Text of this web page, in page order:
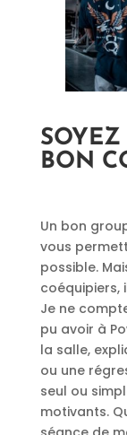
BON
Un bon
vous
possible.
coéquipiers,
Je ne
pu avoir à
la salle,
ou une
seul ou
motivants.